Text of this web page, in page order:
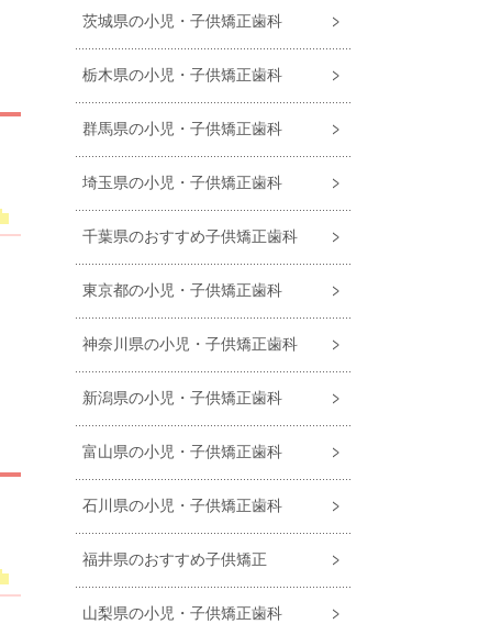
茨城県の小児・子供矯正歯科
栃木県の小児・子供矯正歯科
群馬県の小児・子供矯正歯科
埼玉県の小児・子供矯正歯科
千葉県のおすすめ子供矯正歯科
東京都の小児・子供矯正歯科
神奈川県の小児・子供矯正歯科
新潟県の小児・子供矯正歯科
富山県の小児・子供矯正歯科
石川県の小児・子供矯正歯科
福井県のおすすめ子供矯正
山梨県の小児・子供矯正歯科